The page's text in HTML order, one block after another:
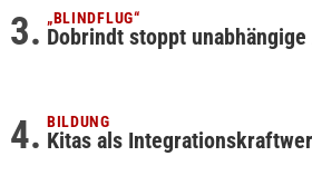
„BLINDFLUG“
Dobrindt stoppt
BILDUNG
Kitas als